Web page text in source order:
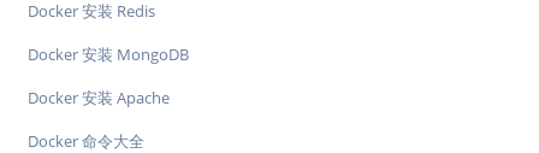
Docker 安装 Redis
Docker 安装 MongoDB
Docker 安装 Apache
Docker 命令大全